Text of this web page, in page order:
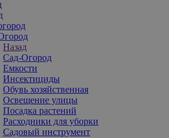
Назад
Сад-Огород
Емкости
Инсектициды
Обувь хозяйственная
Освещение улицы
Посадка растений
Расходники для уборки
Садовый инструмент